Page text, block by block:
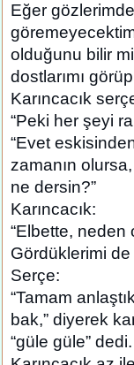
Eğer
olduğunu bilir
dostlarımı
Karıncacık
“Peki her şeyi
“Evet
zamanın
ne dersin?”
Karıncacık:
“Elbette, neden
Gördüklerimi de
Serçe:
“Tamam
bak,” diyerek
“güle güle” dedi.